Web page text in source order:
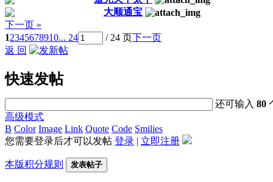
大顺通宝
下一页 »
12345678910... 24 / 24 页下一页
返 回
快速发帖
还可输入80
高级模式
B Color Image Link Quote Code Smilies
您需要登录后才可以发帖 登录 | 立即注册
本版积分规则 发表帖子